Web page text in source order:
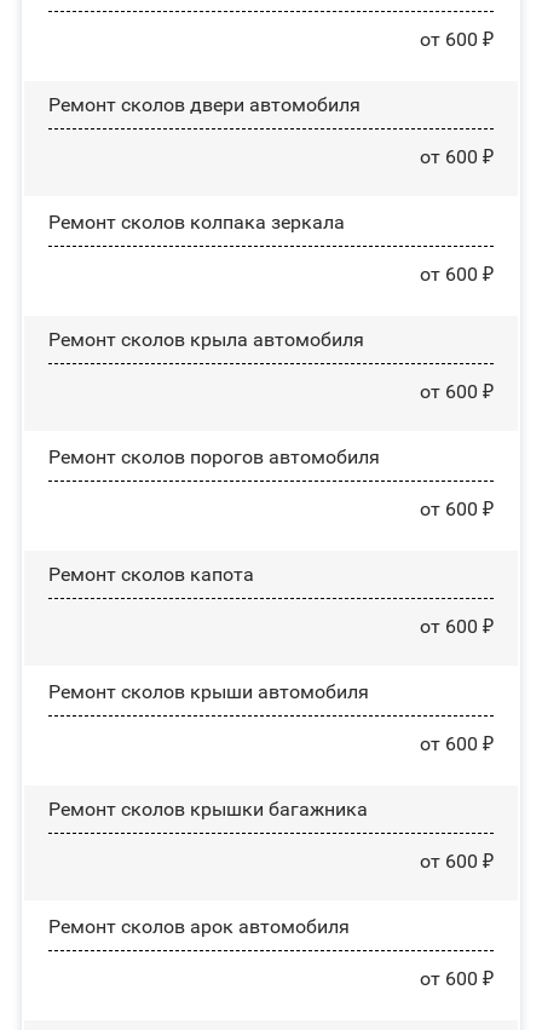
от 600 ₽
Ремонт сколов двери автомобиля
от 600 ₽
Ремонт сколов колпака зеркала
от 600 ₽
Ремонт сколов крыла автомобиля
от 600 ₽
Ремонт сколов порогов автомобиля
от 600 ₽
Ремонт сколов капота
от 600 ₽
Ремонт сколов крыши автомобиля
от 600 ₽
Ремонт сколов крышки багажника
от 600 ₽
Ремонт сколов арок автомобиля
от 600 ₽